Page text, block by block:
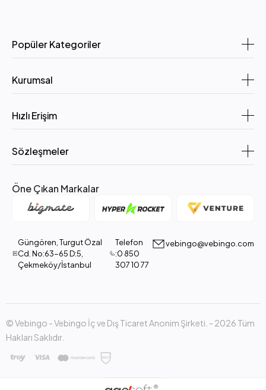
Popüler Kategoriler
Kurumsal
Hızlı Erişim
Sözleşmeler
Öne Çıkan Markalar
Güngören, Turgut Özal
Cd. No:63-65 D:5,
Çekmeköy/İstanbul
Telefon
:0 850
307 10 77
vebingo@vebingo.com
© Vebingo - Vebingo İç ve Dış Ticaret Anonim Şirketi. - 2026 Tüm
Hakları Saklıdır.